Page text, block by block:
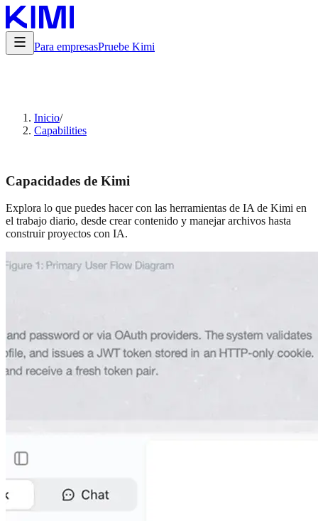
Para empresasPruebe Kimi
Inicio/
Capabilities
Capacidades de Kimi
Explora lo que puedes hacer con las herramientas de IA de Kimi en
el trabajo diario, desde crear contenido y manejar archivos hasta
construir proyectos con IA.